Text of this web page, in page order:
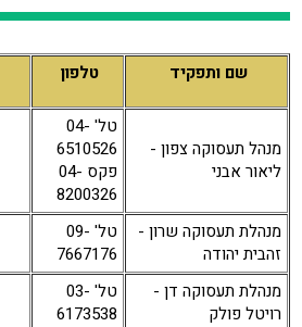
שם ותפקיד טלפון
מנהל תעסוקה צפון -
ליאור אבני
טל' 04-
6510526
פקס 04-
8200326
מנהלת תעסוקה שרון -
זהבית יהודה
טל' 09-
7667176
מנהלת תעסוקה דן -
רויטל פולק
טל' 03-
6173538